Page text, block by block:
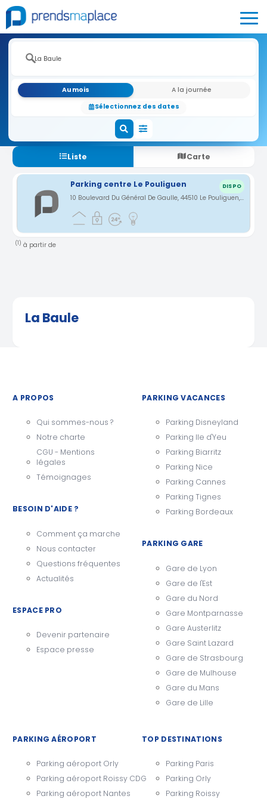
Au mois
A la journée
Sélectionnez des dates
Liste Carte
Parking centre Le Pouliguen DISPO
10 Boulevard Du Général De Gaulle, 44510 Le Pouliguen, France · 1.73 km
(1) à partir de
La Baule
A PROPOS
Qui sommes-nous ?
Notre charte
CGU - Mentions
légales
Témoignages
BESOIN D'AIDE ?
Comment ça marche
Nous contacter
Questions fréquentes
Actualités
ESPACE PRO
Devenir partenaire
Espace presse
PARKING VACANCES
Parking Disneyland
Parking Ile d'Yeu
Parking Biarritz
Parking Nice
Parking Cannes
Parking Tignes
Parking Bordeaux
PARKING GARE
Gare de Lyon
Gare de l'Est
Gare du Nord
Gare Montparnasse
Gare Austerlitz
Gare Saint Lazard
Gare de Strasbourg
Gare de Mulhouse
Gare du Mans
Gare de Lille
PARKING AÉROPORT
Parking aéroport Orly
Parking aéroport Roissy CDG
Parking aéroport Nantes
TOP DESTINATIONS
Parking Paris
Parking Orly
Parking Roissy